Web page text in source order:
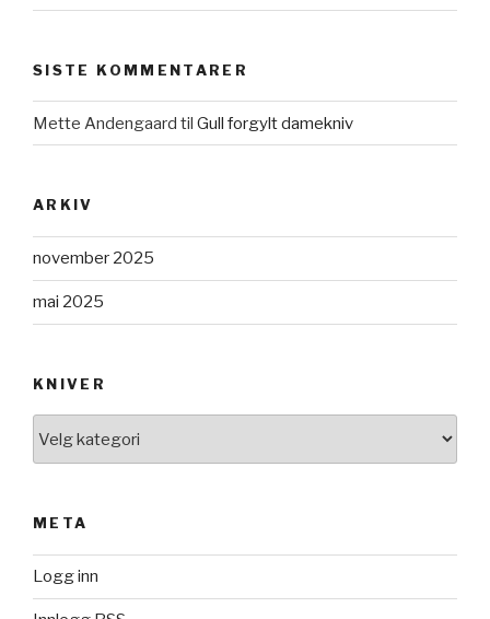
SISTE KOMMENTARER
Mette Andengaard til Gull forgylt damekniv
ARKIV
november 2025
mai 2025
KNIVER
META
Logg inn